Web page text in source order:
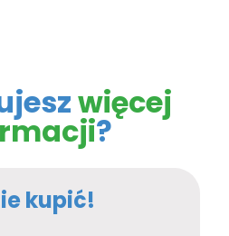
więcej
?
kupić!